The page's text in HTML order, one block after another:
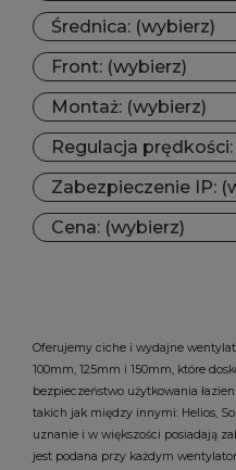
Średnica: (wybierz)
Front: (wybierz)
Montaż: (wybierz)
Regulacja
Zabezpieczenie IP:
Cena: (wybierz)
Oferujemy ciche i wydajne
100mm, 125mm i 150mm, które
bezpieczeństwo użytkowania
takich jak między innymi: Helios,
uznanie i w większości posiadają
jest podana przy każdym